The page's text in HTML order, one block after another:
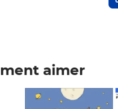
aimer
Prix 7,50€